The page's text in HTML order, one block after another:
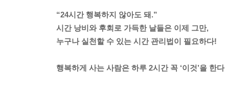
하루 10분으로도 인생을 바꿀 수 있다
큰 성과도 작은 한 걸음부터
사실, 꾸준히 하지 못하는 사람은 없다
10년 계획의 목표만 하나 있어도 인생은 충만해진
--- p.86
최고의 하루를 만들기 위해서 빡빡하게 스케줄을
이 두 가지가 세트가 되는 것이 핵심입니다. 일만
“24시간 행복하지 않아도 돼.”
시간 낭비와 후회로 가득한 날들은 이제 그만,
누구나 실천할 수 있는 시간 관리법이 필요하다!
행복하게 사는 사람은 하루 2시간 꼭 ‘이것’을 한다